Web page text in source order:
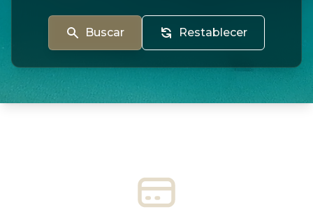
Buscar Restablecer